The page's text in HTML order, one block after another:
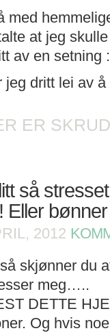
med
at jeg
av en setning
jeg dritt lei av
ER
så
Eller
2012
skjønner du
meg…..
DETTE
Og hvis